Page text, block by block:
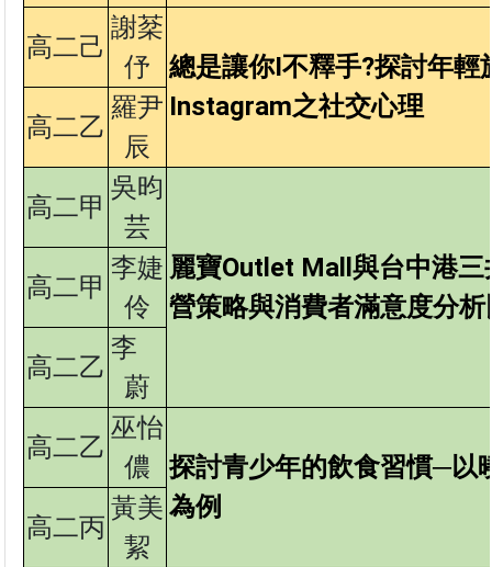
高二己
謝棻
伃
總是讓你I不釋手?探討年輕
Instagram之社交心理
高二乙
羅尹
辰
高二甲
吳昀
芸
麗寶Outlet Mall 與台中港
營策略與消費者滿意度分析
高二甲
李婕
伶
高二乙
李
蔚
高二乙
巫怡
儂
探討青少年的飲食習慣─以
為例
高二丙
黃美
絜